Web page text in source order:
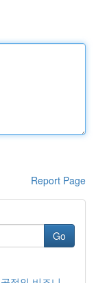
Report Page
Go